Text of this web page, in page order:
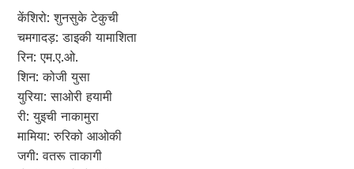
केंशिरो: शुनसुके टेकुची
चमगादड़: डाइकी यामाशिता
रिन: एम.ए.ओ.
शिन: कोजी युसा
युरिया: साओरी हयामी
री: युइची नाकामुरा
मामिया: रुरिको आओकी
जगी: वतरू ताकागी